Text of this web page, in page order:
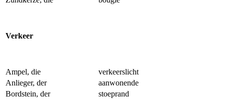
Verkeer
Ampel, die
verkeerslicht
Anlieger, der
aanwonende
Bordstein, der
stoeprand